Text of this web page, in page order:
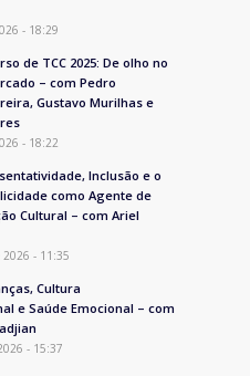
- 18:29
de TCC 2025: De olho no
– com Pedro
Gustavo Murilhas e
- 18:22
Inclusão e o
como Agente de
Cultural – com Ariel
- 11:35
Cultura
e Saúde Emocional – com
- 15:37